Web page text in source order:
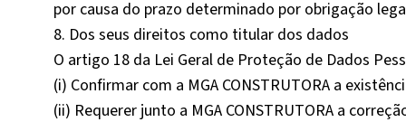
por causa do prazo determinado por obrigação
8. Dos seus direitos como titular dos dados
O artigo 18 da Lei Geral de Proteção de Dados
(i) Confirmar com a MGA CONSTRUTORA a
(ii) Requerer junto a MGA CONSTRUTORA a